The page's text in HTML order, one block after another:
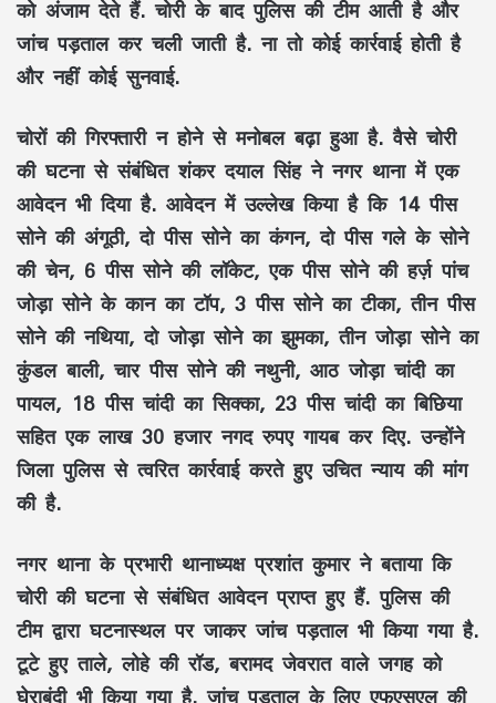
को अंजाम देते हैं. चोरी के बाद पुलिस की टीम आती है और
जांच पड़ताल कर चली जाती है. ना तो कोई कार्रवाई होती है
और नहीं कोई सुनवाई.
चोरों की गिरफ्तारी न होने से मनोबल बढ़ा हुआ है. वैसे चोरी
की घटना से संबंधित शंकर दयाल सिंह ने नगर थाना में एक
आवेदन भी दिया है. आवेदन में उल्लेख किया है कि 14 पीस
सोने की अंगूठी, दो पीस सोने का कंगन, दो पीस गले के सोने
की चेन, 6 पीस सोने की लॉकेट, एक पीस सोने की हर्ज़ पांच
जोड़ा सोने के कान का टॉप, 3 पीस सोने का टीका, तीन पीस
सोने की नथिया, दो जोड़ा सोने का झुमका, तीन जोड़ा सोने का
कुंडल बाली, चार पीस सोने की नथुनी, आठ जोड़ा चांदी का
पायल, 18 पीस चांदी का सिक्का, 23 पीस चांदी का बिछिया
सहित एक लाख 30 हजार नगद रुपए गायब कर दिए. उन्होंने
जिला पुलिस से त्वरित कार्रवाई करते हुए उचित न्याय की मांग
की है.
नगर थाना के प्रभारी थानाध्यक्ष प्रशांत कुमार ने बताया कि
चोरी की घटना से संबंधित आवेदन प्राप्त हुए हैं. पुलिस की
टीम द्वारा घटनास्थल पर जाकर जांच पड़ताल भी किया गया है.
टूटे हुए ताले, लोहे की रॉड, बरामद जेवरात वाले जगह को